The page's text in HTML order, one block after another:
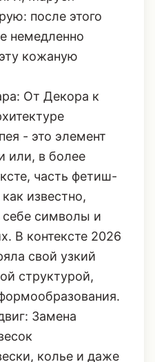
От Декора к
- это элемент
или, в более
часть фетиш-
известно,
себе символы и
В контексте 2026
свой узкий
структурой,
Замена
колье и даже
только в
Они
или
Но в эпоху